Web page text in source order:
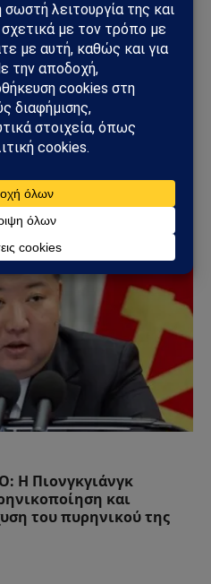
πλήγματα,
φόβοι για γενικευμένη
Η Πιονγκγιάνγκ
και
του πυρηνικού της